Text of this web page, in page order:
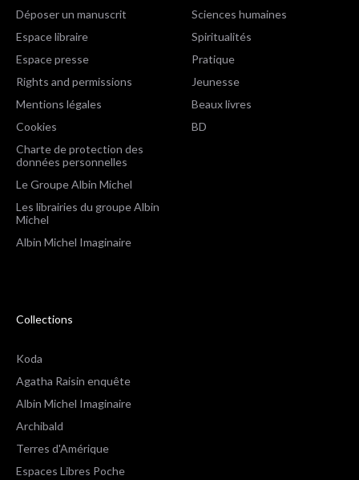
Déposer un manuscrit
Espace libraire
Espace presse
Rights and permissions
Mentions légales
Cookies
Charte de protection des
données personnelles
Le Groupe Albin Michel
Les librairies du groupe Albin
Michel
Albin Michel Imaginaire
Sciences humaines
Spiritualités
Pratique
Jeunesse
Beaux livres
BD
Collections
Koda
Agatha Raisin enquête
Albin Michel Imaginaire
Archibald
Terres d'Amérique
Espaces Libres Poche